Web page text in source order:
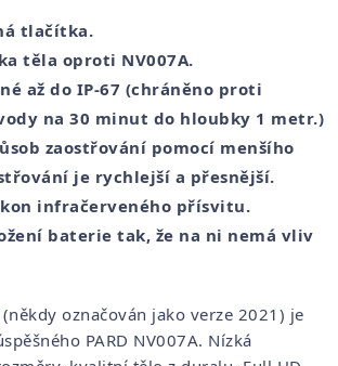
tlačítka.
těla oproti NV007A.
až do IP-67 (chráněno proti
na 30 minut do hloubky 1 metr.)
zaostřování pomocí menšího
je rychlejší a přesnější.
infračerveného přísvitu.
baterie tak, že na ni nemá vliv
(někdy označován jako verze 2021) je
PARD NV007A. Nízká